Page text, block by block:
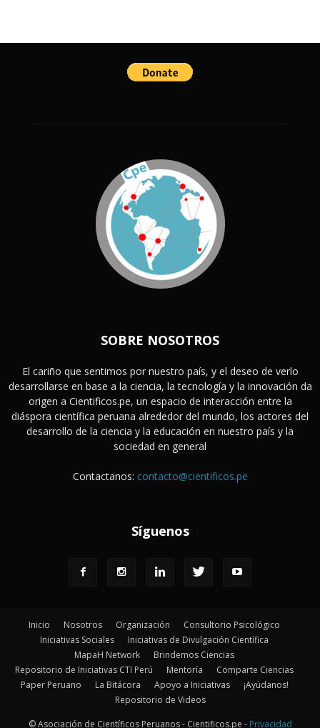
SOBRE NOSOTROS
El cariño que sentimos por nuestro país, y el deseo de verlo
desarrollarse en base a la ciencia, la tecnología y la innovación da
origen a Cientificos.pe, un espacio de interacción entre la
diáspora científica peruana alrededor del mundo, los actores del
desarrollo de la ciencia y la educación en nuestro país y la
sociedad en general
Contactanos: contacto@cientificos.pe
Síguenos
Inicio Nosotros Organización
Consultorio Psicológico
Iniciativas Sociales
Iniciativas de Divulgación Científica
MapaH Network
Brindemos Ciencias
Repositorio de Iniciativas CTI Perú
Mentoría
Comparte Ciencias
Paper Peruano
La Bitácora Apoyo a Iniciativas
¡Ayúdanos!
Repositorio de Videos
© Asociación de Científicos Peruanos - Cientificos.pe - Privacidad